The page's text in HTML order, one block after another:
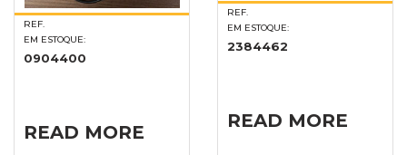
REF.
EM ESTOQUE:
0904400
READ MORE
REF.
EM ESTOQUE:
2384462
READ MORE